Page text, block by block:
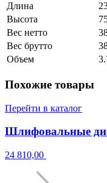
Длина
Высота
Вес нетто
Вес брутто
Объем
Похожие товары
Перейти в каталог
Шлифовальные
24 810,00